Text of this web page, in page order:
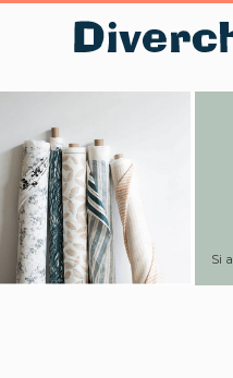
Skip
Si